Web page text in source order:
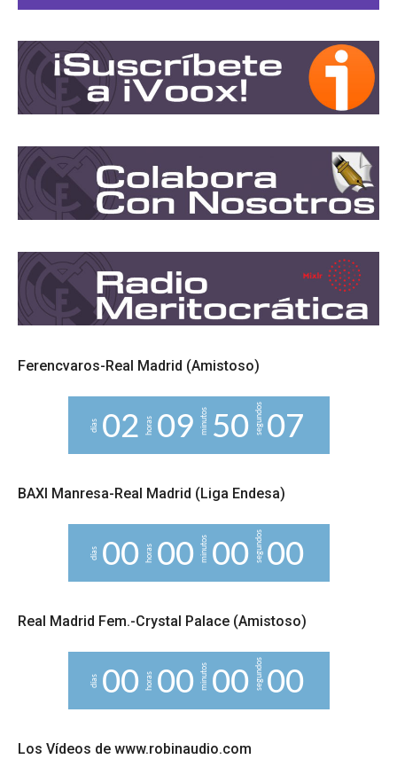
Ferencvaros-Real Madrid (Amistoso)
días 02 horas 09 minutos 50segundos07
BAXI Manresa-Real Madrid (Liga Endesa)
días 00 horas 00 minutos 00segundos00
Real Madrid Fem.-Crystal Palace (Amistoso)
días 00 horas 00 minutos 00segundos00
Los Vídeos de www.robinaudio.com